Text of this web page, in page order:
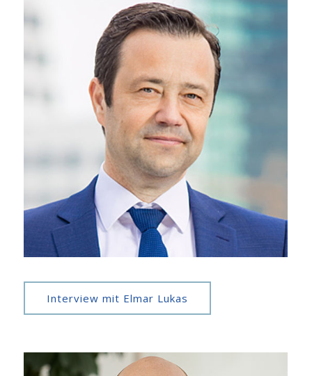
Interview mit Elmar Lukas